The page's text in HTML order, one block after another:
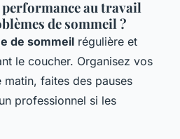
au travail
de sommeil ?
de sommeil régulière et
le coucher. Organisez vos
faites des pauses
professionnel si les